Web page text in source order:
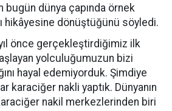
bugün dünya çapında örnek
hikâyesine dönüştüğünü söyledi.
önce gerçekleştirdiğimiz ilk
yolculuğumuzun bizi
hayal edemiyorduk. Şimdiye
karaciğer nakli yaptık. Dünyanın
nakil merkezlerinden biri